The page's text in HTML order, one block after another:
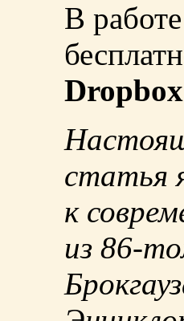
В
Dropbox
статья
к
из 86-